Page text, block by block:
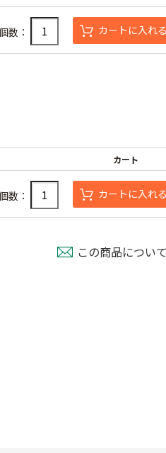
数： カートに入れる
カート
数： カートに入れる
この商品につい